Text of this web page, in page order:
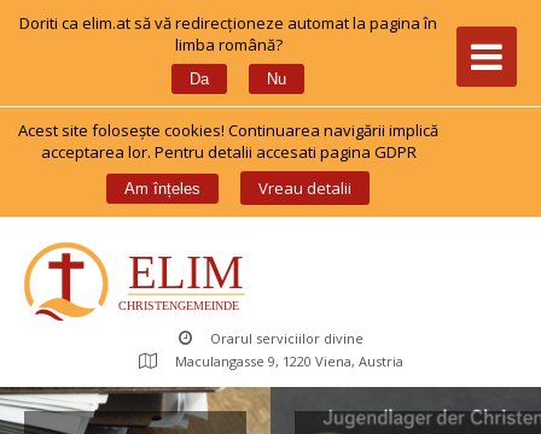
Doriti ca elim.at să vă redirecționeze automat la pagina în
limba română?
Da Nu
Acest site foloseşte cookies! Continuarea navigării implică
acceptarea lor. Pentru detalii accesati pagina GDPR
Am înțele Vreau detalii
Orarul serviciilor divine
Maculangasse 9, 1220 Viena, Austria